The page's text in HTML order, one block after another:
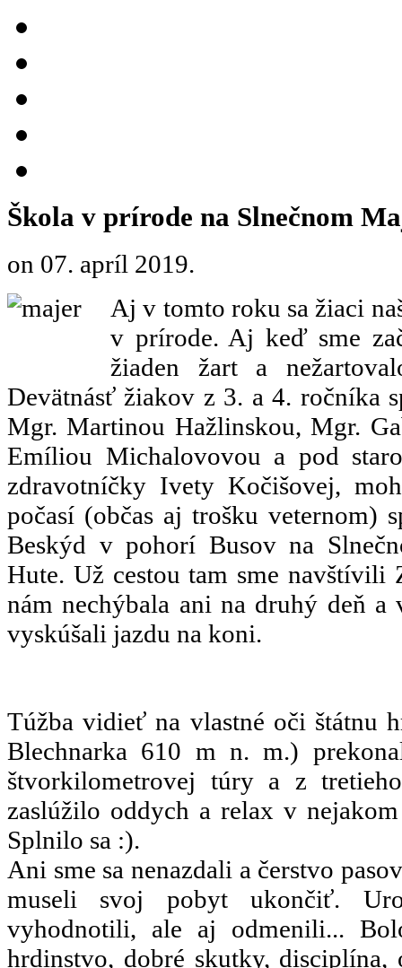
Škola v prírode na Slnečnom
on 07. apríl 2019.
Aj v tomto roku sa žiaci
v prírode. Aj keď sme
žiaden žart a
Devätnásť žiakov z 3. a 4. ročníka
Mgr. Martinou Hažlinskou, Mgr.
Emíliou Michalovovou a pod
zdravotníčky Ivety Kočišovej,
počasí (občas aj trošku veternom)
Beskýd v pohorí Busov na
Hute. Už cestou tam sme navštívili
nám nechýbala ani na druhý deň a
vyskúšali jazdu na koni.
Túžba vidieť na vlastné oči štátnu
Blechnarka 610 m n. m.)
štvorkilometrovej túry a z
zaslúžilo oddych a relax v
Splnilo sa :).
Ani sme sa nenazdali a čerstvo
museli svoj pobyt ukončiť.
vyhodnotili, ale aj odmenili...
hrdinstvo, dobré skutky,